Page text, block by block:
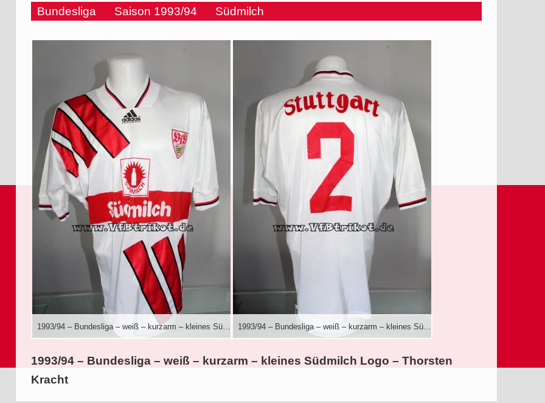
Bundesliga Saison 1993/94 Südmilch
1993/94 – Bundesliga – weiß – kurzarm – kleines Südmilch Logo – Thorsten Kracht 1993/94 – Bundesliga – weiß – kurzarm – kleines Südmilch Logo – Thorsten Kracht
1993/94 – Bundesliga – weiß – kurzarm – kleines Südmilch Logo – Thorsten
Kracht